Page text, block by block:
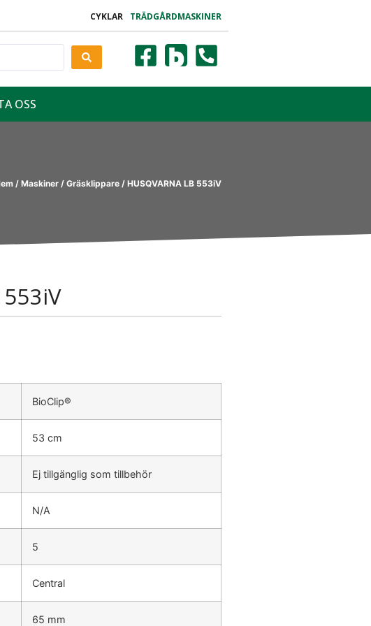
CYKLAR TRÄDGÅRDMASKINER
OSS
/ Maskiner / Gräsklippare / HUSQVARNA LB 553iV
553iV
BioClip®
53 cm
Ej tillgänglig som tillbehör
N/A
5
Central
65 mm